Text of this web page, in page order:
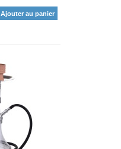
Ajouter au panier